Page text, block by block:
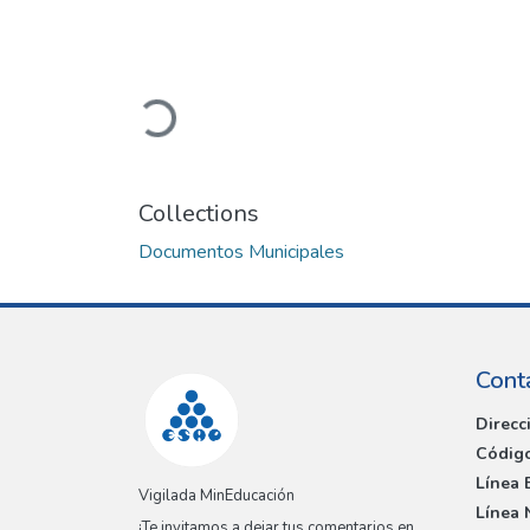
Loading...
Collections
Documentos Municipales
Vigilada MinEducación
Línea
Línea